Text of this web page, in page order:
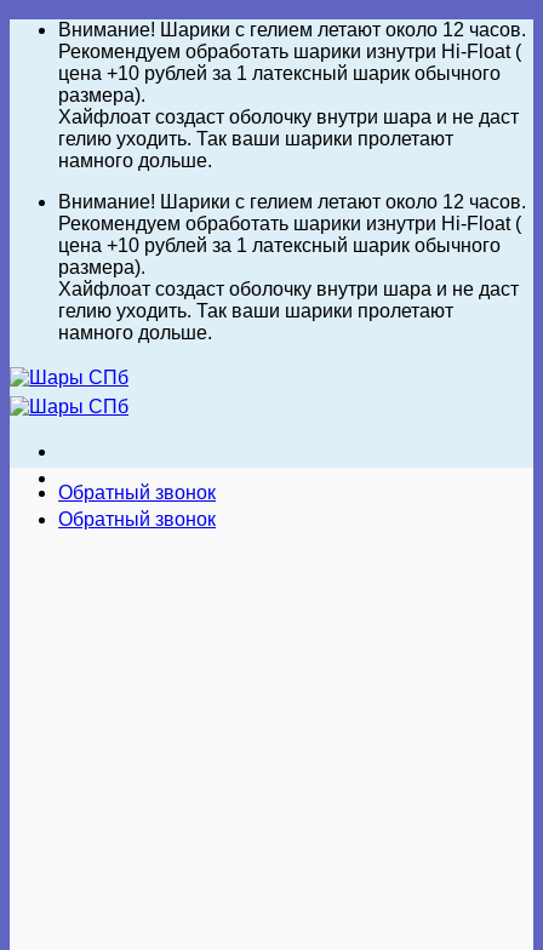
Skip
content
Внимание! Шарики с гелием летают около 12 часов.
Рекомендуем обработать шарики изнутри Hi-Float (
цена +10 рублей за 1 латексный шарик обычного
размера).
Хайфлоат создаст оболочку внутри шара и не даст
гелию уходить. Так ваши шарики пролетают
намного дольше.
Внимание! Шарики с гелием летают около 12 часов.
Рекомендуем обработать шарики изнутри Hi-Float (
цена +10 рублей за 1 латексный шарик обычного
размера).
Хайфлоат создаст оболочку внутри шара и не даст
гелию уходить. Так ваши шарики пролетают
намного дольше.
Обратный звонок
Обратный звонок